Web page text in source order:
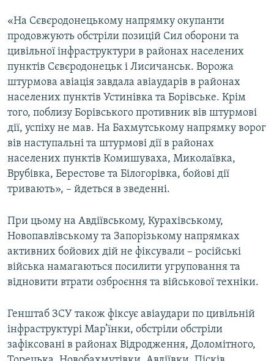
«На Сєвєродонецькому напрямку окупанти
продовжують обстріли позицій Сил оборони та
цивільної інфраструктури в районах населених
пунктів Сєвєродонецьк і Лисичанськ. Ворожа
штурмова авіація завдала авіаударів в районах
населених пунктів Устинівка та Борівське. Крім
того, поблизу Борівського противник вів штурмові
дії, успіху не мав. На Бахмутському напрямку ворог
вів наступальні та штурмові дії в районах
населених пунктів Комишуваха, Миколаївка,
Врубівка, Берестове та Білогорівка, бойові дії
тривають», – йдеться в зведенні.
При цьому на Авдіївському, Курахівському,
Новопавлівському та Запорізькому напрямках
активних бойових дій не фіксували – російські
війська намагаються посилити угруповання та
відновити втрати озброєння та військової техніки.
Генштаб ЗСУ також фіксує авіаудари по цивільній
інфраструктурі Мар’їнки, обстріли обстріли
зафіксовані в районах Відродження, Доломітного,